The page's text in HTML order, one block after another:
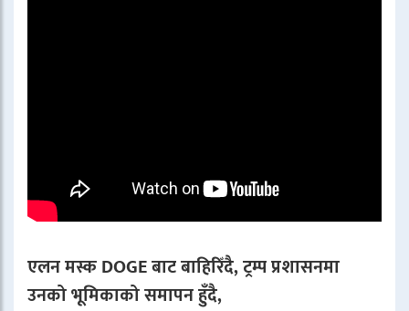
एलन मस्क DOGE बाट बाहिरिँदै, ट्रम्प प्रशासनमा
उनको भूमिकाको समापन हुँदै,